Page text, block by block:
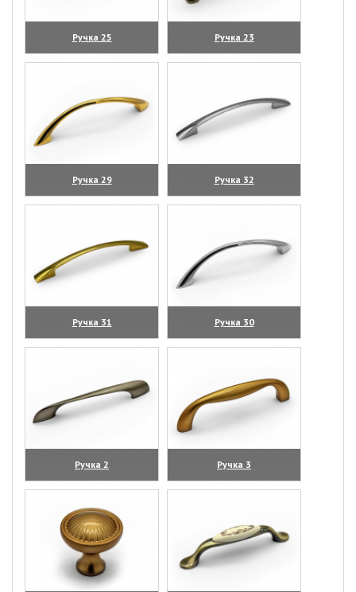
Ручка 25
(увеличить)
Ручка 23
(увеличить)
Ручка 29
(увеличить)
Ручка 32
(увеличить)
Ручка 31
(увеличить)
Ручка 30
(увеличить)
Ручка 2
(увеличить)
Ручка 3
(увеличить)